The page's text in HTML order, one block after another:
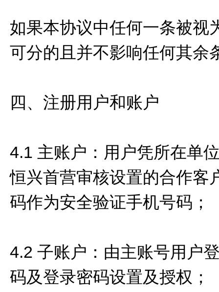
如果本协议中任何一条被视
可分的且并不影响任何其余
四、注册用户和账户
4.1 主账户：用户凭所在单
恒兴首营审核设置的合作客
码作为安全验证手机号码；
4.2 子账户：由主账号用户
码及登录密码设置及授权；